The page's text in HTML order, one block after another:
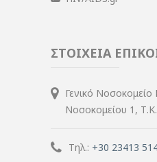
ΣΤΟΙΧΕΙΑ
Γενικό Νοσοκομείο
Νοσοκομείου 1,
Τηλ.: +30 23413